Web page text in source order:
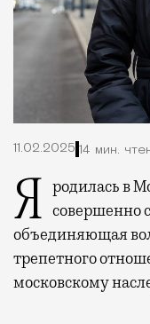
11.02.2025 14 мин.
Я родилась в Москве. «Вспомнить все» — это совершенно
объединяющая
трепетного
московскому